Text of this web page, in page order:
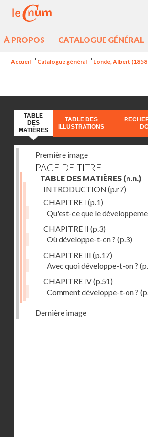
À PROPOS CATALOGUE GÉNÉRAL
Accueil Catalogue général Londe, Albert
TABLE
DES
MATIÈRES
TABLE DES
ILLUSTRATIONS
Première image
PAGE DE TITRE
TABLE DES MATIÈRES (n.n.)
INTRODUCTION (p.r7)
CHAPITRE I (p.1)
Qu'est-ce que le
CHAPITRE II (p.3)
Où développe-t-on ? (p.3)
CHAPITRE III (p.17)
Avec quoi développe-t-on ?
CHAPITRE IV(p.51)
Comment développe-t-on ?
Dernière image